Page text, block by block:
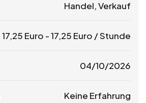
Handel, Verkauf
17,25 Euro -17,25 Euro / Stunde
04/10/2026
Keine Erfahrung